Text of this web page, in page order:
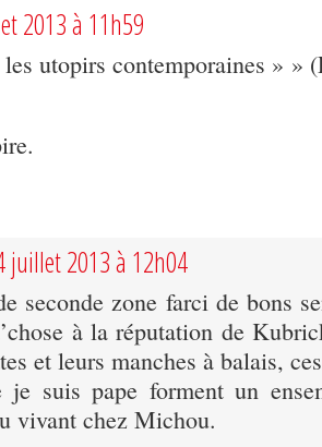
2013 à 11h59
utopirs contemporaines » »
juillet 2013 à 12h04
seconde zone farci de bons
à la réputation de
et leurs manches à balais,
je suis pape forment un
vivant chez Michou.